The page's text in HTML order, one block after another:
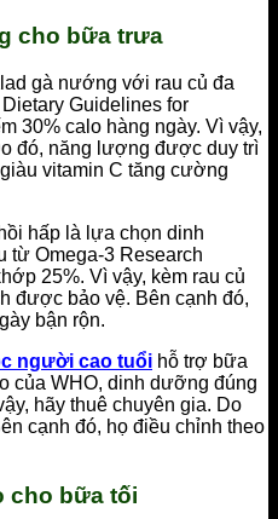
cho bữa trưa
gà nướng với rau củ đa
Guidelines for
30% calo hàng ngày. Vì vậy,
đó, năng lượng được duy trì
vitamin C tăng cường
hấp là lựa chọn dinh
từ Omega-3 Research
25%. Vì vậy, kèm rau củ
được bảo vệ. Bên cạnh đó,
bận rộn.
người cao tuổi hỗ trợ bữa
của WHO, dinh dưỡng đúng
hãy thuê chuyên gia. Do
cạnh đó, họ điều chỉnh theo
cho bữa tối